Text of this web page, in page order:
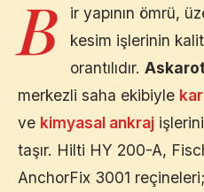
B
ir yapının ömrü,
kesim işlerinin
orantılıdır.
merkezli saha ekibiyle
ve kimyasal ankraj
taşır. Hilti HY 200-A,
AnchorFix 3001